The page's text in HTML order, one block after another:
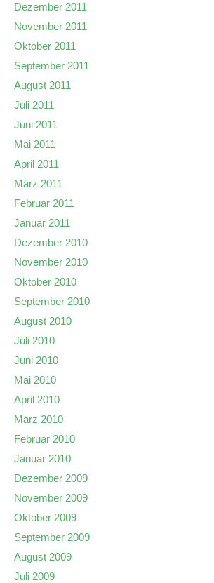
Dezember 2011
November 2011
Oktober 2011
September 2011
August 2011
Juli 2011
Juni 2011
Mai 2011
April 2011
März 2011
Februar 2011
Januar 2011
Dezember 2010
November 2010
Oktober 2010
September 2010
August 2010
Juli 2010
Juni 2010
Mai 2010
April 2010
März 2010
Februar 2010
Januar 2010
Dezember 2009
November 2009
Oktober 2009
September 2009
August 2009
Juli 2009